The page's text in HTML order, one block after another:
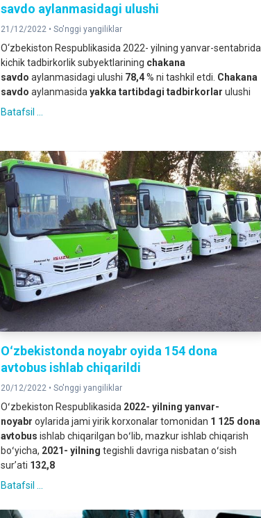
savdo aylanmasidagi ulushi
21/12/2022 • So'nggi yangiliklar
O‘zbekiston Respublikasida 2022- yilning yanvar-sentabrida
kichik tadbirkorlik subyektlarining сhakana
savdo aylanmasidagi ulushi 78,4% ni tashkil etdi. С hakana
savdo aylanmasida yakka tartibdagi tadbirkorlar ulushi
Batafsil ...
Oʻzbekistonda noyabr oyida 154 dona
avtobus ishlab chiqarildi
20/12/2022 • So'nggi yangiliklar
Oʻzbekiston Respublikasida 2022- yilning yanvar-
noyabr oylarida jami yirik korxonalar tomonidan 1 125 dona
avtobus ishlab chiqarilgan boʻlib, mazkur ishlab chiqarish
boʻyicha, 2021- yilning tegishli davriga nisbatan oʻsish
surʼati 132,8
Batafsil ...